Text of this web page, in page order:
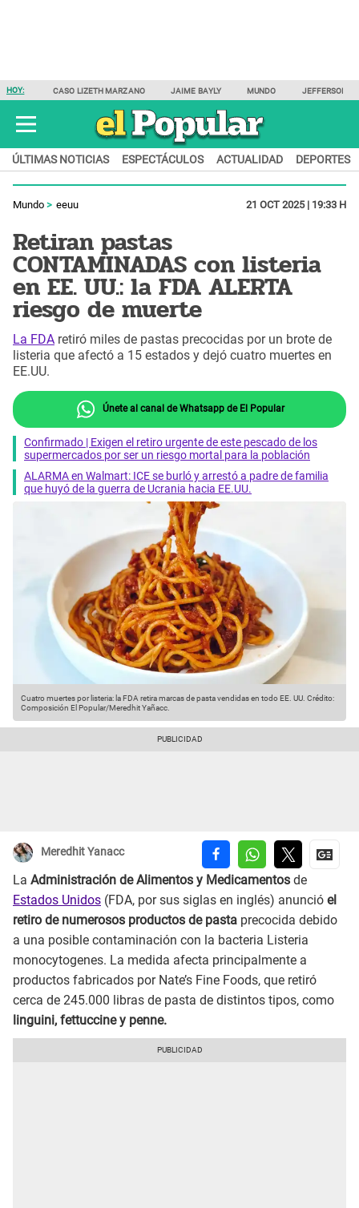
HOY: CASO LIZETH MARZANO JAIME BAYLY MUNDO JEFFERSON
ÚLTIMAS NOTICIAS ESPECTÁCULOS ACTUALIDAD DEPORTES
Mundo eeuu 21 OCT 2025 | 19:33 H
Retiran pastas
CONTAMINADAS con listeria
en EE. UU.: la FDA ALERTA
riesgo de muerte
La FDA retiró miles de pastas precocidas por un brote de
listeria que afectó a 15 estados y dejó cuatro muertes en
EE.UU.
Únete al canal de Whatsapp de El Popular
Confirmado | Exigen el retiro urgente de este pescado de los
supermercados por ser un riesgo mortal para la población
ALARMA en Walmart: ICE se burló y arrestó a padre de familia
que huyó de la guerra de Ucrania hacia EE.UU.
Cuatro muertes por listeria: la FDA retira marcas de pasta vendidas en todo EE. UU. Crédito:
Composición El Popular/Meredhit Yañacc.
Meredhit Yanacc
La Administración de Alimentos y Medicamentos de
Estados Unidos (FDA, por sus siglas en inglés) anunció el
retiro de numerosos productos de pasta precocida debido
a una posible contaminación con la bacteria Listeria
monocytogenes. La medida afecta principalmente a
productos fabricados por Nate’s Fine Foods, que retiró
cerca de 245.000 libras de pasta de distintos tipos, como
linguini, fettuccine y penne.